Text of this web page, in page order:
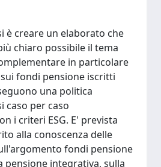
è creare un elaborato che
chiaro possibile il tema
in particolare
fondi pensione iscritti
una politica
caso per caso
i criteri ESG. E' prevista
alla conoscenza delle
fondi pensione
pensione integrativa, sulla